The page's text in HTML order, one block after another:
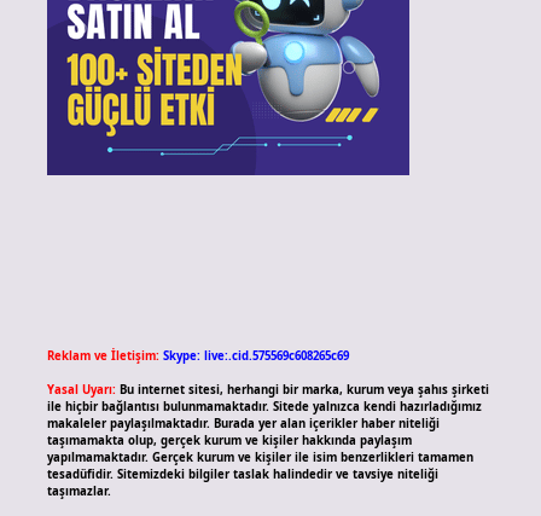
Reklam ve İletişim: Skype: live:.cid.575569c608265c69
Yasal Uyarı: Bu internet sitesi, herhangi bir marka, kurum veya şahıs şirketi
ile hiçbir bağlantısı bulunmamaktadır. Sitede yalnızca kendi hazırladığımız
makaleler paylaşılmaktadır. Burada yer alan içerikler haber niteliği
taşımamakta olup, gerçek kurum ve kişiler hakkında paylaşım
yapılmamaktadır. Gerçek kurum ve kişiler ile isim benzerlikleri tamamen
tesadüfidir. Sitemizdeki bilgiler taslak halindedir ve tavsiye niteliği
taşımazlar.